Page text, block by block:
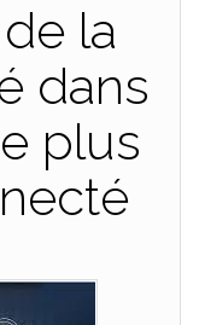
la
dans
plus